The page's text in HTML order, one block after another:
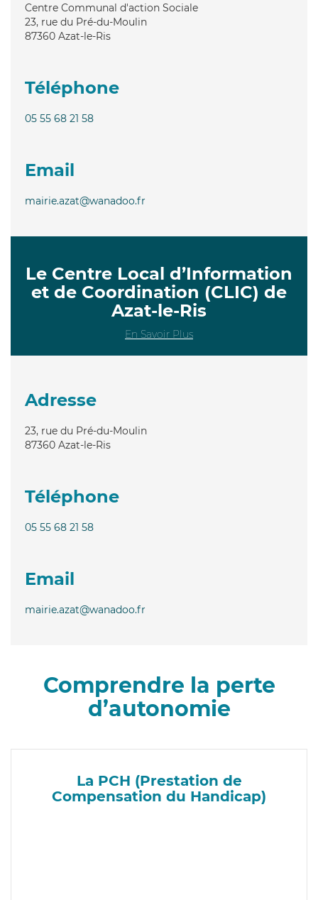
Centre Communal d'action Sociale
23, rue du Pré-du-Moulin
87360 Azat-le-Ris
Téléphone
05 55 68 21 58
Email
mairie.azat@wanadoo.fr
Le Centre Local d’Information
et de Coordination (CLIC) de
Azat-le-Ris
En Savoir Plus
Adresse
23, rue du Pré-du-Moulin
87360 Azat-le-Ris
Téléphone
05 55 68 21 58
Email
mairie.azat@wanadoo.fr
Comprendre la perte
d’autonomie
La PCH (Prestation de
Compensation du Handicap)